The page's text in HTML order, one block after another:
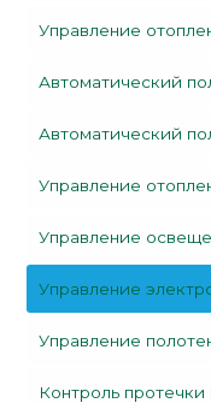
Управление
Автоматический
Автоматический
Управление
Управление
Управление
Управление
Контроль протечки